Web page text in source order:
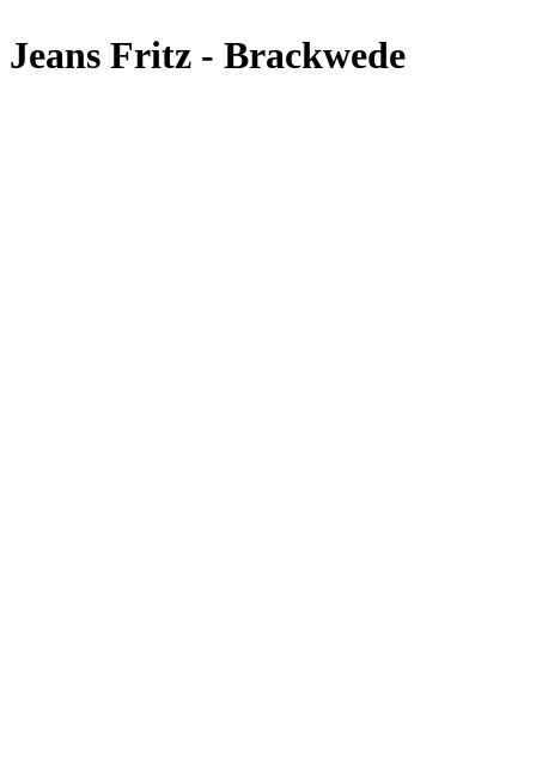
Jeans Fritz - Brackwede